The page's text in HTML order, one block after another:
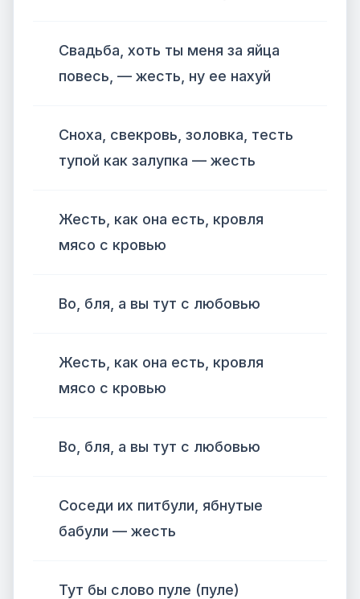
Свадьба, хоть ты меня за яйца
повесь, — жесть, ну ее нахуй
Сноха, свекровь, золовка, тесть
тупой как залупка — жесть
Жесть, как она есть, кровля
мясо с кровью
Во, бля, а вы тут с любовью
Жесть, как она есть, кровля
мясо с кровью
Во, бля, а вы тут с любовью
Соседи их питбули, ябнутые
бабули — жесть
Тут бы слово пуле (пуле)